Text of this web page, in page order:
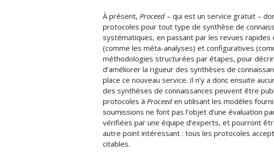
À présent,Proceed – qui est un service gratuit –
protocoles pour tout type de synthèse de
systématiques, en passant par les revues
(comme les méta-analyses) et configuratives
méthodologies structurées par étapes, pour
d’améliorer la rigueur des synthèses de
place ce nouveau service. Il n’y a donc ensuite
des synthèses de connaissances peuvent être
protocoles àProceed en utilisant les modèles
soumissions ne font pas l’objet d’une évaluation
vérifiées par une équipe d’experts, et pourront
autre point intéressant : tous les protocoles
citables.